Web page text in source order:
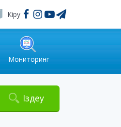
Кіру
Мониторинг
Іздеу